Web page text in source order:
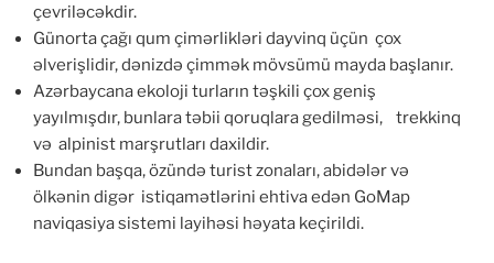
çevriləcəkdir.
Günorta çağı qum çimərlikləri dayvinq üçün çox
əlverişlidir, dənizdə çimmək mövsümü mayda başlanır.
Azərbaycana ekoloji turların təşkili çox geniş
yayılmışdır, bunlara təbii qoruqlara gedilməsi, trekkinq
və alpinist marşrutları daxildir.
Bundan başqa, özündə turist zonaları, abidələr və
ölkənin digər istiqamətlərini ehtiva edən GoMap
naviqasiya sistemi layihəsi həyata keçirildi.